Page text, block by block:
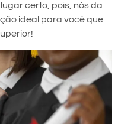
certo, pois, nós da
ideal para você que